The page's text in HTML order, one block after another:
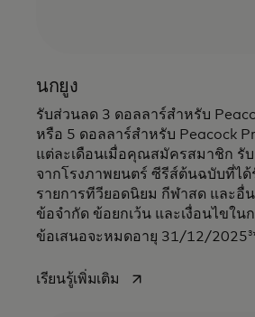
นกยูง
รับส่วนลด 3 ดอลลาร์สำหรับ
หรือ 5 ดอลลาร์สำหรับ Peacock
แต่ละเดือนเมื่อคุณสมัครสมาชิก รั
จากโรงภาพยนตร์ ซีรีส์ต้นฉบับที่ไ
รายการทีวียอดนิยม กีฬาสด และอื่
ข้อจำกัด ข้อยกเว้น และเงื่อนไขใน
ข้อเสนอจะหมดอายุ 31/12/2025 3
เรียนรู้เพิ่มเติม opens in a new tab